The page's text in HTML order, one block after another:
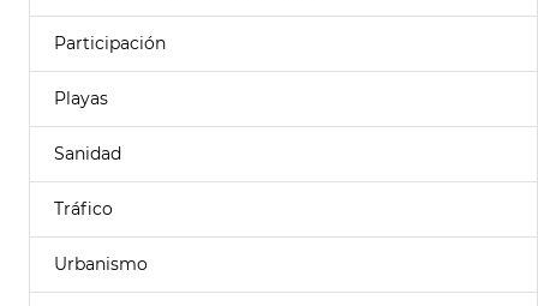
Participación
Playas
Sanidad
Tráfico
Urbanismo